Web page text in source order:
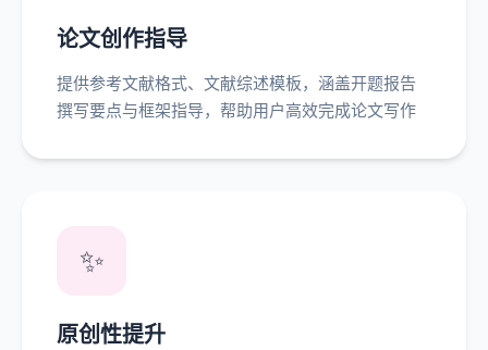
论文创作指导
提供参考文献格式、文献综述模板，涵盖开题报告
撰写要点与框架指导，帮助用户高效完成论文写作
✨
原创性提升